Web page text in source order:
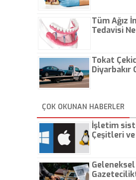
Tüm Ağız
Tedavisi
Tokat
Diyarbakır
ÇOK OKUNAN HABERLER
İşletim
Çeşitleri
Geleneksel